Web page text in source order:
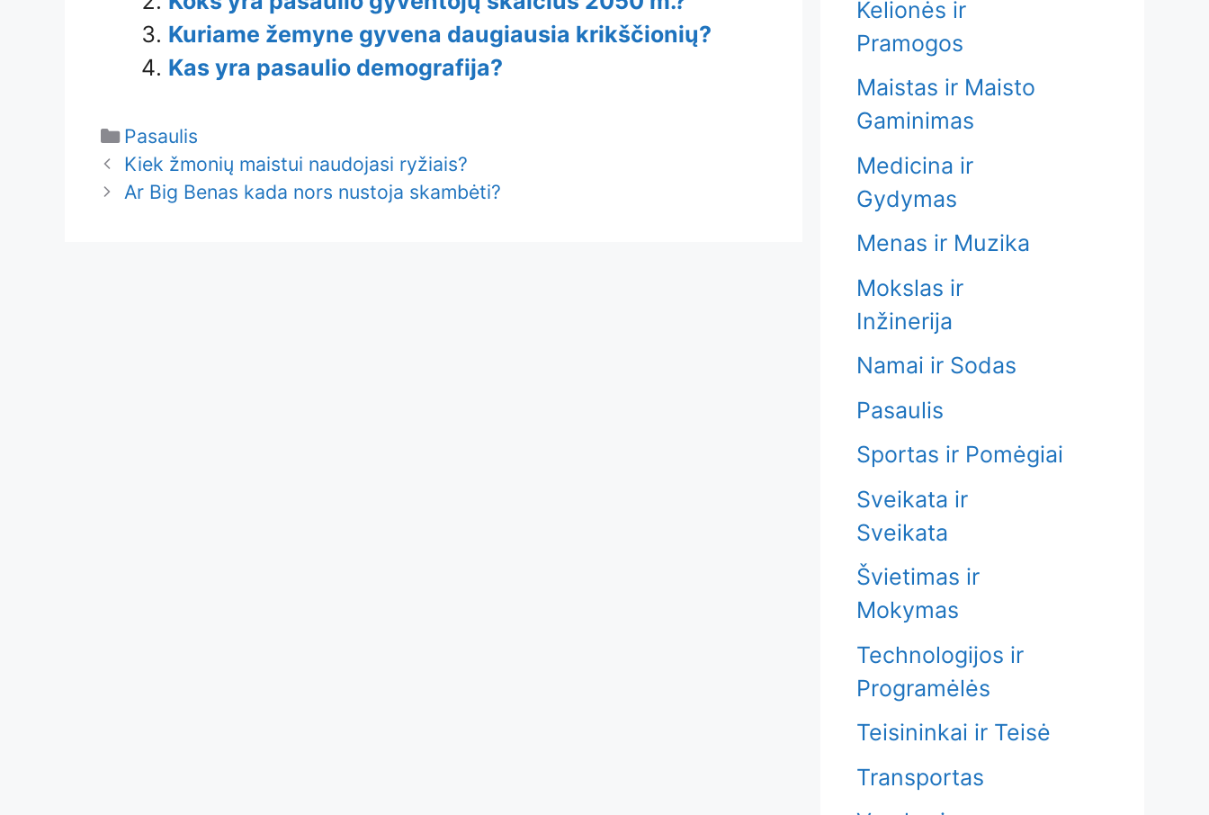
Kuriame žemyne ​​gyvena daugiausia krikščionių?
Kas yra pasaulio demografija?
Categories
Pasaulis
Kiek žmonių maistui naudojasi ryžiais?
Ar Big Benas kada nors nustoja skambėti?
Kelionės ir
Pramogos
Maistas ir Maisto
Gaminimas
Medicina ir
Gydymas
Menas ir Muzika
Mokslas ir
Inžinerija
Namai ir Sodas
Pasaulis
Sportas ir Pomėgiai
Sveikata ir
Sveikata
Švietimas ir
Mokymas
Technologijos ir
Programėlės
Teisininkai ir Teisė
Transportas